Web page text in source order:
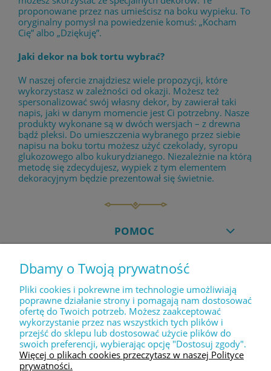
proponowane przez nas umieścisz na boku wypieku. To
oryginalny pomysł na powiedzenie komuś: „Kocham
Cię” albo „Dziękuję”.
Jaki dekor na bok tortu wybrać?
W naszej ofercie znajdziesz wiele propozycji, które
wykorzystasz w zależności od okazji. Możesz też
spersonalizować swój własny dekor, by zawierał taki
napis, jaki w danym momencie jest Ci potrzebny. Nasze
produkty wykonane są w dwóch wersjach – z drewna
bądź pleksi. Do umieszczenia wybranego przez siebie
napisu na boku tortu możesz użyć czekolady, syropu
glukozowego albo kukurydzianego. Niezależnie na którą
metodę się zdecydujesz, wypiek z tym elementem
dekoracyjnym będzie prezentował się świetnie.
POMOC
MOJE KONTO
PŁATNOŚCI I DOSTAWA
INFORMACJE
Dbamy o Twoją prywatność
Pliki cookies i pokrewne im technologie umożliwiają
poprawne działanie strony i pomagają nam dostosować
ofertę do Twoich potrzeb. Możesz zaakceptować
wykorzystanie przez nas wszystkich tych plików i
przejść do sklepu lub dostosować użycie plików do
swoich preferencji, wybierając opcję "Dostosuj zgody".
Więcej o plikach cookies przeczytasz w naszej Polityce
prywatności.